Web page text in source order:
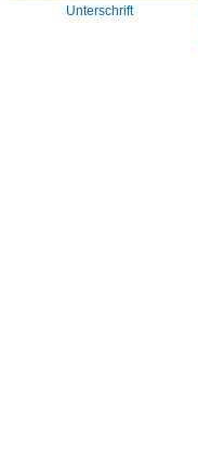
Unterschrift